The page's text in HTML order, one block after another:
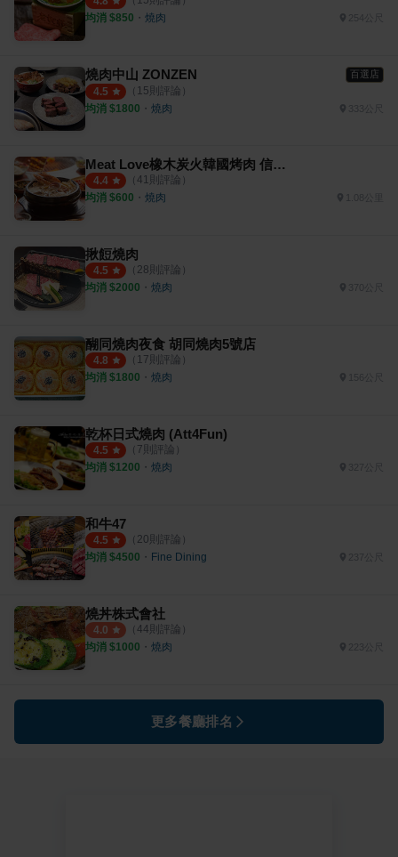
均消 $850 ・ 燒肉 254公尺
燒肉中山 ZONZEN 百選店
4.5 （ 15則評論）
均消 $1800 ・ 燒肉
Meat Love橡木炭火韓國烤肉 信義店
4.4 （ 41 則評論）
均消 $600 ・ 燒肉
揪餖燒肉
4.5 （ 28則評論）
均消 $2000 ・ 燒肉
醐同燒肉夜食 胡同燒肉5號店
4.8 （ 17則評論）
均消 $1800 ・ 燒肉 156公尺
乾杯日式燒肉 (Att4Fun)
4.5 （ 7則評論）
均消 $1200 ・ 燒肉
和牛47
4.5 （ 20則評論）
均消 $4500 ・ Fine Dining
燒丼株式會社
4.0 （ 44則評論）
均消 $1000 ・ 燒肉
更多餐廳排名